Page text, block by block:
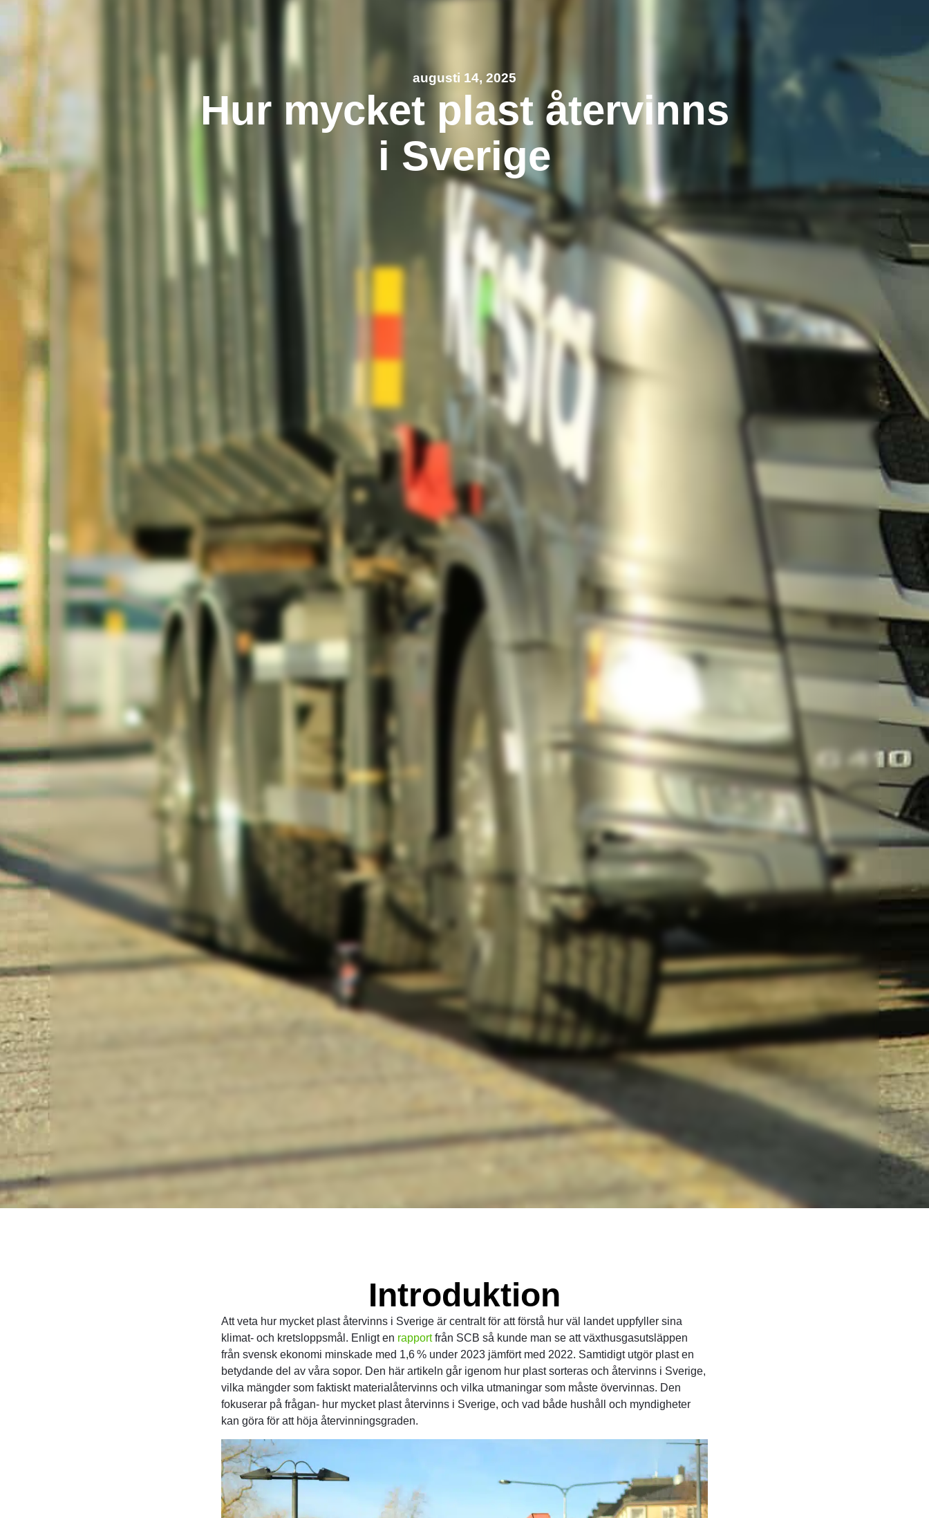
augusti 14, 2025
Hur mycket plast återvinns
i Sverige
Introduktion
Att veta hur mycket plast återvinns i Sverige är centralt för att förstå hur väl landet uppfyller sina
klimat‑ och kretsloppsmål. Enligt en rapportfrån SCB så kunde man se att växthusgasutsläppen
från svensk ekonomi minskade med 1,6 % under 2023 jämfört med 2022. Samtidigt utgör plast en
betydande del av våra sopor. Den här artikeln går igenom hur plast sorteras och återvinns i Sverige,
vilka mängder som faktiskt materialåtervinns och vilka utmaningar som måste övervinnas. Den
fokuserar på frågan- hur mycket plast återvinns i Sverige, och vad både hushåll och myndigheter
kan göra för att höja återvinningsgraden.